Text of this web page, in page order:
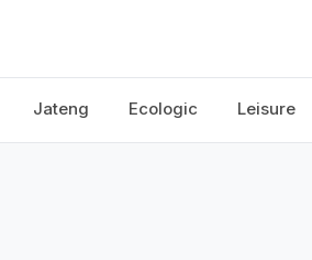
Jateng Ecologic Leisure